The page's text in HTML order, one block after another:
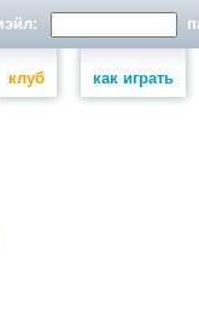
клуб как играть